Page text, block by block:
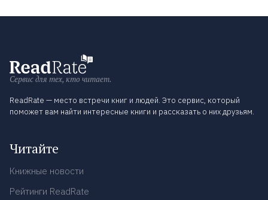
Сервис для тех, кто читает.
ReadRate — место встречи книг и людей. Это сервис, который
поможет вам найти интересные книги и рассказать о них друзьям.
Читайте
Книжные новости
Рейтинги ReadRate